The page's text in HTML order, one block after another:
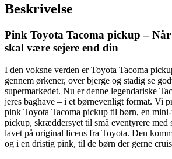
Beskrivelse
Pink Toyota Tacoma pickup –
skal være sejere end din
I den voksne verden er Toyota Tacoma
gennem ørkener, over bjerge og stadig se
supermarkedet. Nu er denne legendariske
jeres baghave – i et børnevenligt format. Vi
pink Toyota Tacoma pickup til børn, en
pickup, skræddersyet til små eventyrere med
lavet på original licens fra Toyota. Den
og i en dristig pink, til de børn der gerne